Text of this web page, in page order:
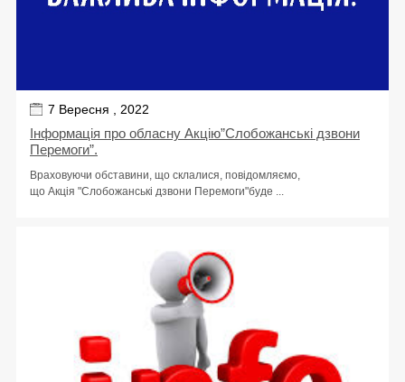
7 Вересня , 2022
Інформація про обласну Акцію”Слобожанські дзвони
Перемоги”.
Враховуючи обставини, що склалися, повідомляємо,
що Акція "Слобожанські дзвони Перемоги"буде ...